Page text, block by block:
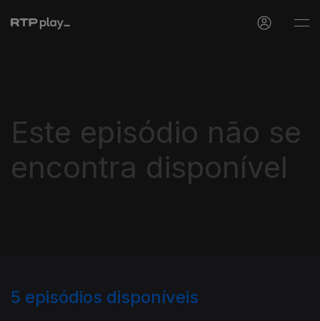
Este episódio não se
encontra disponível
5 episódios disponíveis